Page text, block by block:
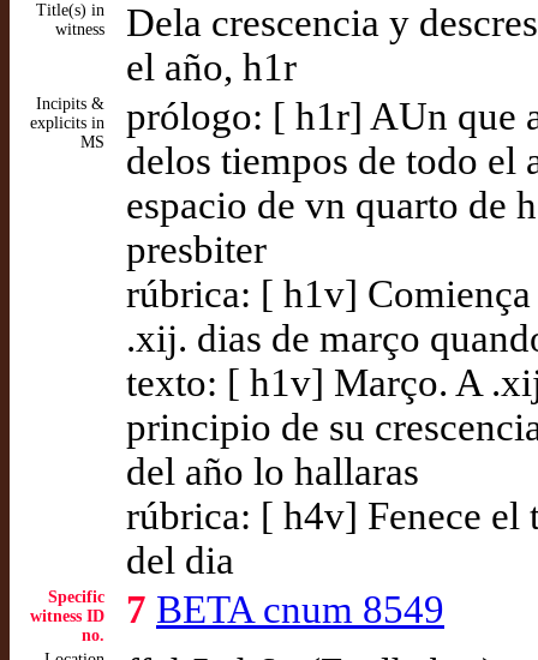
Title(s) in
witness
Dela crescencia y
el año, h1r
Incipits &
explicits in
MS
prólogo: [ h1r] AUn que
delos tiempos de todo
espacio de vn quarto de
presbiter
rúbrica: [ h1v]
.xij. dias de março
texto: [ h1v] Março. A
principio de su
del año lo hallaras
rúbrica: [ h4v] Fenece el
del dia
Specific
witness ID
no.
7 BETA cnum 8549